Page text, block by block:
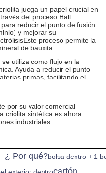
juega un papel crucial en
del proceso Hall
reducir el punto de fusión
y mejorar su
proceso permite la
de bauxita.
utiliza como flujo en la
Ayuda a reducir el punto
primas, facilitando el
por su valor comercial,
criolita sintética es ahora
industriales.
- ¿ Por qué?bolsa dentro + 1
cartón